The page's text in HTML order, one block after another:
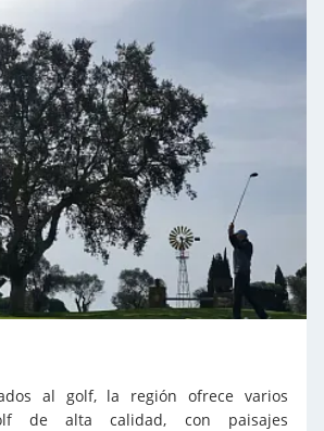
experimentados, Pirinexus ofrece
a través de las montañas de
ascensos empinados y descensos
retos y la belleza natural de
al golf, la región ofrece varios
de alta calidad, con paisajes